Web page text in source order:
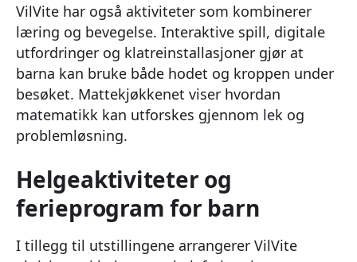
VilVite har også aktiviteter som kombinerer
læring og bevegelse. Interaktive spill, digitale
utfordringer og klatreinstallasjoner gjør at
barna kan bruke både hodet og kroppen under
besøket. Mattekjøkkenet viser hvordan
matematikk kan utforskes gjennom lek og
problemløsning.
Helgeaktiviteter og
ferieprogram for barn
I tillegg til utstillingene arrangerer VilVite